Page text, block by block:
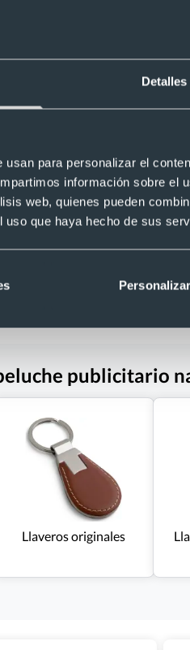
Detalles
para personalizar el
información sobre el
web, quienes pueden
uso que haya hecho de sus
Personalizar
poliéster con anilla
publicitario
Llaveros originales